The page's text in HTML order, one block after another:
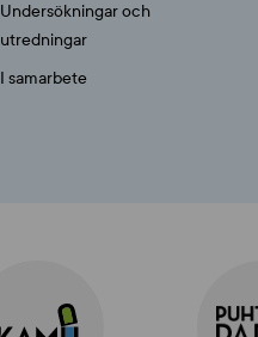
Undersökningar och
utredningar
I samarbete